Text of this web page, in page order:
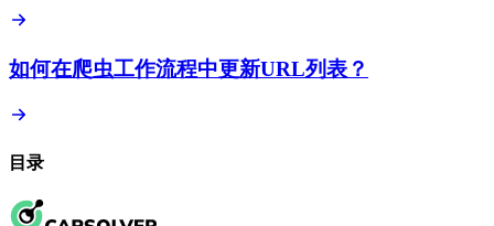
如何在爬虫工作流程中更新URL列表？
目录